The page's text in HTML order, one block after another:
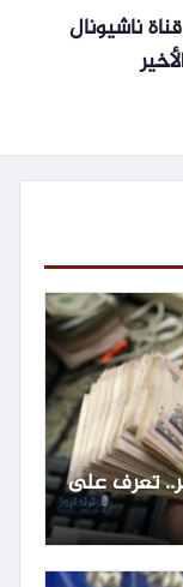
ناشيونال
2026 في مصر.. تعرف على